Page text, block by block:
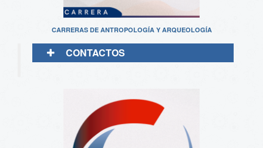
CARRERAS DE ANTROPOLOGÍA Y ARQUEOLOGÍA
CONTACTOS